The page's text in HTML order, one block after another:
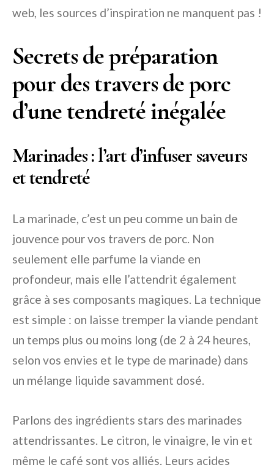
web, les sources d’inspiration ne manquent pas !
Secrets de préparation
pour des travers de porc
d’une tendreté inégalée
Marinades : l’art d’infuser saveurs
et tendreté
La marinade, c’est un peu comme un bain de
jouvence pour vos travers de porc. Non
seulement elle parfume la viande en
profondeur, mais elle l’attendrit également
grâce à ses composants magiques. La technique
est simple : on laisse tremper la viande pendant
un temps plus ou moins long (de 2 à 24 heures,
selon vos envies et le type de marinade) dans
un mélange liquide savamment dosé.
Parlons des ingrédients stars des marinades
attendrissantes. Le citron, le vinaigre, le vin et
même le café sont vos alliés. Leurs acides